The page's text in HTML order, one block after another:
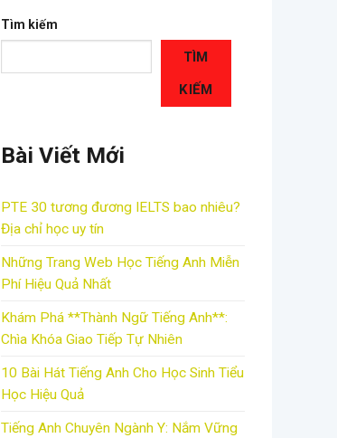
Tìm kiếm
TÌM
KIẾM
Bài Viết Mới
PTE 30 tương đương IELTS bao nhiêu?
Địa chỉ học uy tín
Những Trang Web Học Tiếng Anh Miễn
Phí Hiệu Quả Nhất
Khám Phá **Thành Ngữ Tiếng Anh**:
Chìa Khóa Giao Tiếp Tự Nhiên
10 Bài Hát Tiếng Anh Cho Học Sinh Tiểu
Học Hiệu Quả
Tiếng Anh Chuyên Ngành Y: Nắm Vững